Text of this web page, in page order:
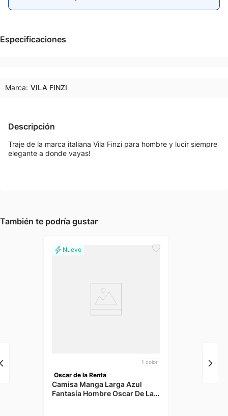
Especificaciones
Marca: VILA FINZI
Descripción
Traje de la marca italiana Vila Finzi para hombre y lucir siempre
elegante a donde vayas!
También te podría gustar
1 color
Oscar de la Renta
Camisa Manga Larga Azul
Fantasía Hombre Oscar De La